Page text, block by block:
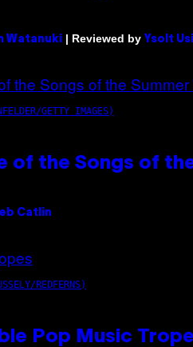
Watanuki | Reviewed by Ysolt
GETTY IMAGES)
of the Songs of
Catlin
REDFERNS)
Pop Music